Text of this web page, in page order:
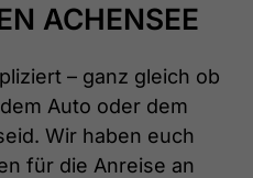
ACHENSEE
– ganz gleich ob
Auto oder dem
Wir haben euch
für die Anreise an